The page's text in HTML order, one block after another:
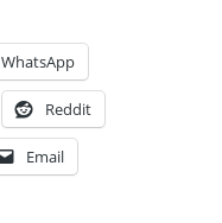
WhatsApp
Reddit
Email